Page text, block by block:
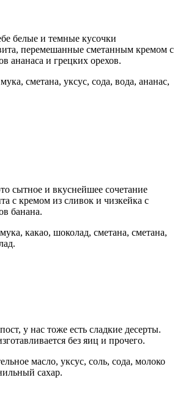
белые и темные кусочки
перемешанные сметанным кремом с
ананаса и грецких орехов.
сметана, уксус, сода, вода, ананас,
сытное и вкуснейшее сочетание
с кремом из сливок и чизкейка с
банана.
какао, шоколад, сметана, сметана,
у нас тоже есть сладкие десерты.
без яиц и прочего.
масло, уксус, соль, сода, молоко
сахар.